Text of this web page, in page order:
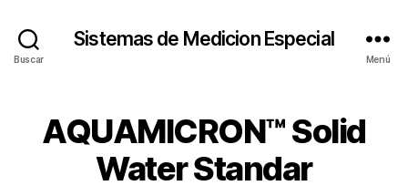
Buscar
Sistemas de Medicion Especial
Menú
AQUAMICRON™ Solid
Water Standar